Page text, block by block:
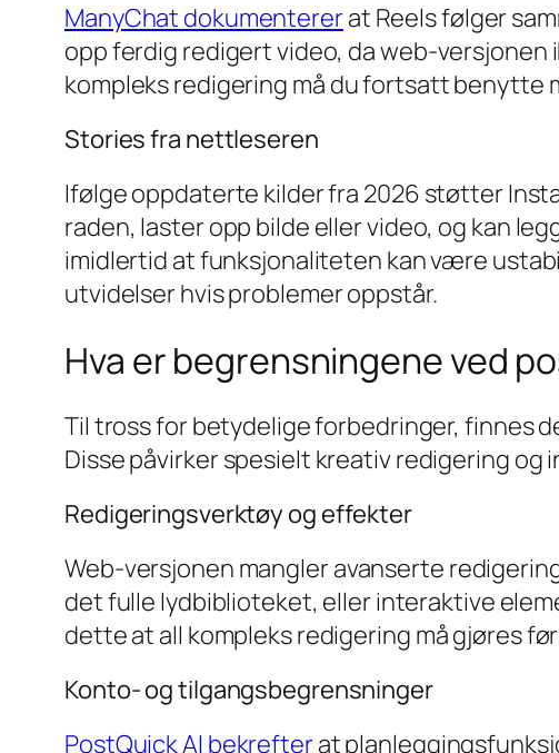
ManyChat dokumentererat Reels følger
opp ferdig redigert video, da web-
kompleks redigering må du fortsatt benytte
Stories fra nettleseren
Ifølge oppdaterte kilder fra 2026 støtter
raden, laster opp bilde eller video, og kan
imidlertid at funksjonaliteten kan være
utvidelser hvis problemer oppstår.
Hva er begrensningene ved
Til tross for betydelige forbedringer, finnes
Disse påvirker spesielt kreativ redigering
Redigeringsverktøy og effekter
Web-versjonen mangler avanserte
det fulle lydbiblioteket, eller interaktive
dette at all kompleks redigering må gjøres
Konto- og tilgangsbegrensninger
PostQuick AI bekrefterat